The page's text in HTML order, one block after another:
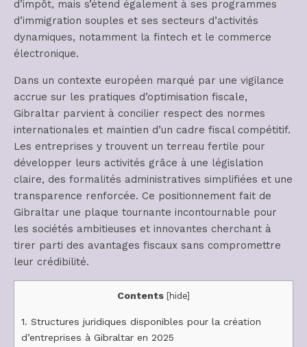
d’impôt, mais s’étend également à ses programmes
d’immigration souples et ses secteurs d’activités
dynamiques, notamment la fintech et le commerce
électronique.
Dans un contexte européen marqué par une vigilance
accrue sur les pratiques d’optimisation fiscale,
Gibraltar parvient à concilier respect des normes
internationales et maintien d’un cadre fiscal compétitif.
Les entreprises y trouvent un terreau fertile pour
développer leurs activités grâce à une législation
claire, des formalités administratives simplifiées et une
transparence renforcée. Ce positionnement fait de
Gibraltar une plaque tournante incontournable pour
les sociétés ambitieuses et innovantes cherchant à
tirer parti des avantages fiscaux sans compromettre
leur crédibilité.
Contents [hide]
1. Structures juridiques disponibles pour la création
d’entreprises à Gibraltar en 2025